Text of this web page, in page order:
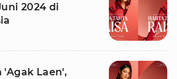
2024 di
'Agak Laen',